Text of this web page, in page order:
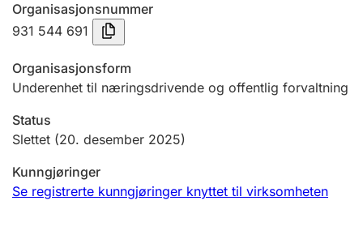
Innsending og forsinkelsesgebyr
Tinglysing
Jeger
Organisasjonsnummer
931 544 691
Organisasjonsform
Underenhet til næringsdrivende og offentlig forvaltning
Status
Slettet (20. desember 2025)
Kunngjøringer
Se registrerte kunngjøringer knyttet til virksomheten